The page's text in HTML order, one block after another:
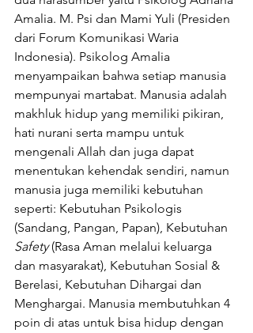
Amalia. M. Psi dan Mami Yuli (Presiden
dari Forum Komunikasi Waria
Indonesia). Psikolog Amalia
menyampaikan bahwa setiap manusia
mempunyai martabat. Manusia adalah
makhluk hidup yang memiliki pikiran,
hati nurani serta mampu untuk
mengenali Allah dan juga dapat
menentukan kehendak sendiri, namun
manusia juga memiliki kebutuhan
seperti: Kebutuhan Psikologis
(Sandang, Pangan, Papan), Kebutuhan
Safety (Rasa Aman melalui keluarga
dan masyarakat), Kebutuhan Sosial &
Berelasi, Kebutuhan Dihargai dan
Menghargai. Manusia membutuhkan 4
poin di atas untuk bisa hidup dengan